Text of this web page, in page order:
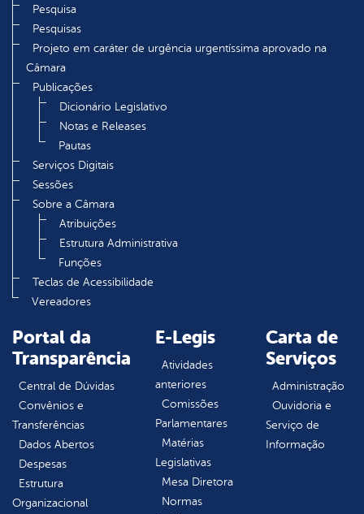
Pesquisa
Pesquisas
Projeto em caráter de urgência urgentíssima aprovado na
Câmara
Publicações
Dicionário Legislativo
Notas e Releases
Pautas
Serviços Digitais
Sessões
Sobre a Câmara
Atribuições
Estrutura Administrativa
Funções
Teclas de Acessibilidade
Vereadores
Portal da
Transparência
Central de Dúvidas
Convênios e
Transferências
Dados Abertos
Despesas
Estrutura
Organizacional
E-Legis
Atividades
anteriores
Comissões
Parlamentares
Matérias
Legislativas
Mesa Diretora
Normas
Carta de
Serviços
Administração
Ouvidoria e
Serviço de
Informação